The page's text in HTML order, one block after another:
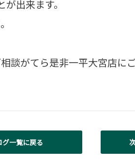
出来ます。
談がてら是非一平大宮店に
グ一覧に戻る